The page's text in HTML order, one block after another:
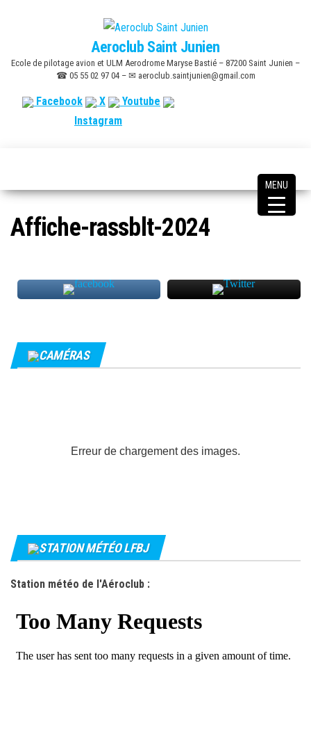
content
Aeroclub Saint Junien
Ecole de pilotage avion et ULM Aerodrome Maryse Bastié – 87200 Saint Junien –
☎ 05 55 02 97 04 – ✉ aeroclub.saintjunien@gmail.com
Facebook X
Youtube
Instagram
Affiche-rassblt-2024
CAMÉRAS
Erreur de chargement des images.
STATION MÉTÉO LFBJ
Station météo de l'Aéroclub :
MENU